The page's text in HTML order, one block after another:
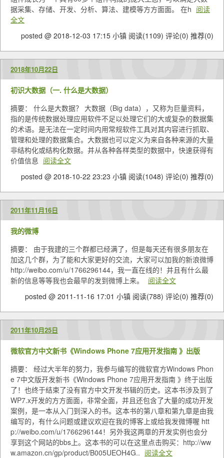
据采集、存储、开发、分析、算法、建模等方方面面。 在h 阅读
全文
posted @ 2018-12-03 17:15 小镇 阅读(1109) 评论(0) 推荐(0)
2018年10月22日
初识大数据（一. 什么是大数据）
摘要： 什么是大数据？ 大数据（Big data），又称为巨量资料，
指的是传统数据处理应用软件不足以处理它们的大或复杂的数据集
的术语。是无法在一定时间内用常规软件工具对其内容进行抓取、
管理和处理的数据集合。大数据也可以定义为来自各种来源的大量
非结构化或结构化数据。并从各种各样类型的数据中，快速获得有
价值信息 阅读全文
posted @ 2018-10-22 23:23 小镇 阅读(1048) 评论(0) 推荐(0)
2011年11月16日
我的微博
摘要： 由于我建的三个群都已经满了，但是每天还有很多朋友在
加这几个群，为了能和大家更好的交流，大家可以加我的新浪微博
http://weibo.com/u/1766296144，我一直在线的！并且有什么最
新的信息等等我也会最早的发到微博上来。
阅读全文
posted @ 2011-11-16 17:01 小镇 阅读(788) 评论(0) 推荐(0)
2011年10月25日
微软官方中文新书《Windows Phone 7应用开发指南 》出版
摘要： 经过大半年的努力，我参与编写的微软官方Windows Phon
e 7中文版开发新书《Windows Phone 7应用开发指南 》终于出版
了！也终于结束了没有官方中文开发书辑的历史。这本书涉及到了
WP7.x开发的方方面面，非常全面，并且还包含了大量的成功开发
案例，是一本从入门到深入的书。这本书的第八章和第九章是由我
编写的，有什么问题或建议欢迎在我的博客上或给我发微博喔 htt
p://weibo.com/u/1766296144！另外我这两章的开发实例也会分
享到这个网站的bbs上。这本书的可以在这里点击购买：http://ww
w.amazon.cn/gp/product/B005UEOH4G.. 阅读全文